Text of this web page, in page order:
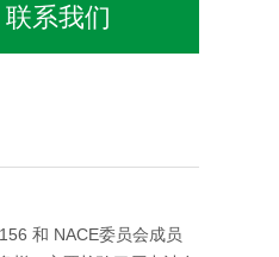
联系我们
和 NACE委员会成员